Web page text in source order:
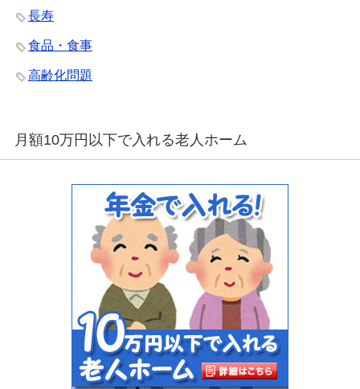
長寿
食品・食事
高齢化問題
月額10万円以下で入れる老人ホーム